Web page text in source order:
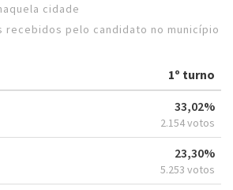
cidade
recebidos pelo candidato no município
1º turno
33,02%
2.154 votos
23,30%
5.253 votos